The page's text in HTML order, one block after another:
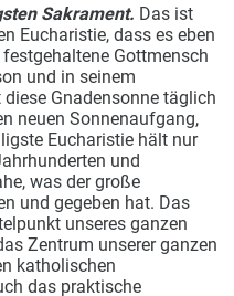
Sakrament. Das ist
Eucharistie, dass es eben
Gottmensch
und in seinem
Gnadensonne täglich
neuen Sonnenaufgang,
Eucharistie hält nur
und
was der große
und gegeben hat. Das
unseres ganzen
Zentrum unserer ganzen
katholischen
das praktische